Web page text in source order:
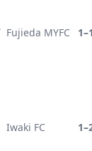
Fujieda MYFC 1–1
Iwaki FC